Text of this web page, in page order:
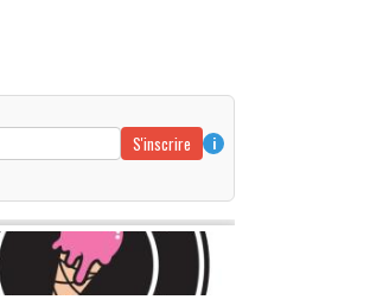
S'inscrire
i